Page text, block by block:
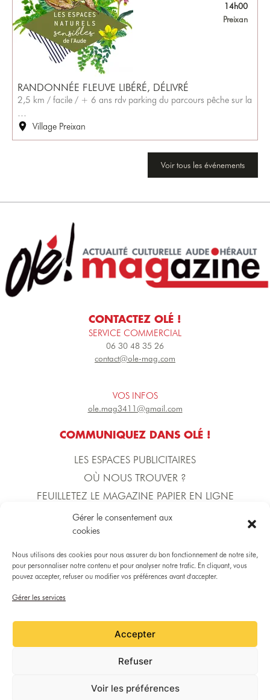
Gérer le consentement aux
cookies
Nous utilisons des cookies pour nous assurer du bon fonctionnement de notre site,
pour personnaliser notre contenu et pour analyser notre trafic. En cliquant, vous
pouvez accepter, refuser ou modifier vos préférences avant d'accepter.
Gérer les services
Accepter
Refuser
Voir les préférences
14h00
Preixan
RANDONNÉE FLEUVE LIBÉRÉ, DÉLIVRÉ
2,5 km / facile / + 6 ans rdv parking du parcours pêche sur la
…
Village Preixan
Voir tous les événements
CONTACTEZ OLÉ !
SERVICE COMMERCIAL
06 30 48 35 26
contact@ole-mag.com
VOS INFOS
ole.mag3411@gmail.com
COMMUNIQUEZ DANS OLÉ !
LES ESPACES PUBLICITAIRES
OÙ NOUS TROUVER ?
FEUILLETEZ LE MAGAZINE PAPIER EN LIGNE
L'ÉQUIPE D'OLÉ !
DIRECTION DE LA PUBLICATION
Yoann BECERRA
RÉDACTION
Gaëlle MARTINICO, Rémy SOUAL, Lucie TOURNIER, Jordan SAISSET et la